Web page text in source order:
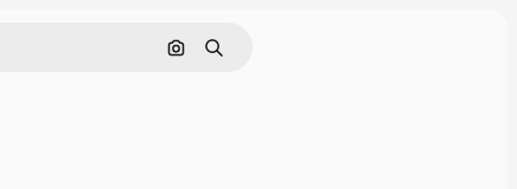
Pesquisar por imagem
Buscar